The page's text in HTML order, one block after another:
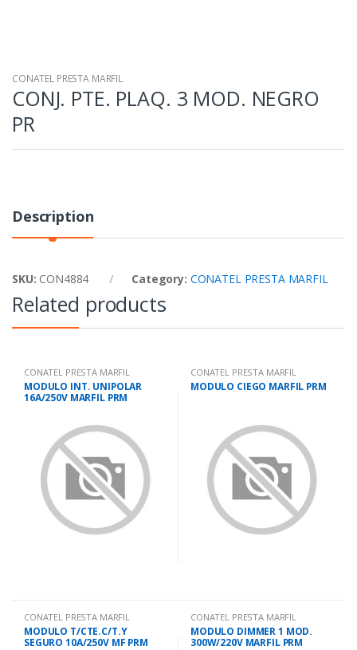
CONATEL PRESTA MARFIL
CONJ. PTE. PLAQ. 3 MOD. NEGRO
PR
Description
SKU: CON4884 Category: CONATEL PRESTA MARFIL
Related products
CONATEL PRESTA MARFIL
MODULO INT. UNIPOLAR
16A/250V MARFIL PRM
CONATEL PRESTA MARFIL
MODULO CIEGO MARFIL PRM
CONATEL PRESTA MARFIL
MODULO T/CTE.C/T.Y
SEGURO 10A/250V MF PRM
CONATEL PRESTA MARFIL
MODULO DIMMER 1 MOD.
300W/220V MARFIL PRM